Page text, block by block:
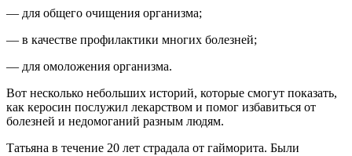
— для общего очищения организма;
— в качестве профилактики многих болезней;
— для омоложения организма.
Вот несколько небольших историй, которые смогут показать,
как керосин послужил лекарством и помог избавиться от
болезней и недомоганий разным людям.
Татьяна в течение 20 лет страдала от гайморита. Были